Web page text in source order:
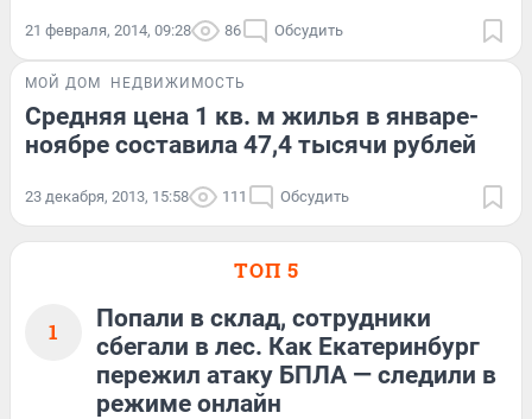
21 февраля, 2014, 09:28 86 Обсудить
МОЙ ДОМ НЕДВИЖИМОСТЬ
Средняя цена 1 кв. м жилья в январе-
ноябре составила 47,4 тысячи рублей
23 декабря, 2013, 15:58 111 Обсудить
ТОП 5
1
Попали в склад, сотрудники
сбегали в лес. Как Екатеринбург
пережил атаку БПЛА — следили в
режиме онлайн